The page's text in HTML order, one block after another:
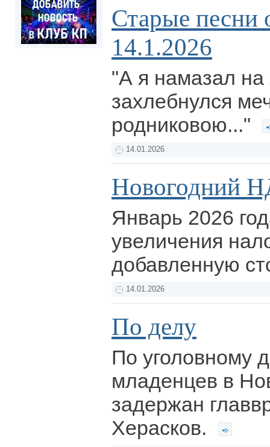
Старые песни
14.1.2026
"А я намазал на
захлебнулся
родниковою..."
14.01.2026
Новогодний
Январь 2026
увеличения
добавленную
14.01.2026
По делу
По уголовному
младенцев в
задержан
Херасков.